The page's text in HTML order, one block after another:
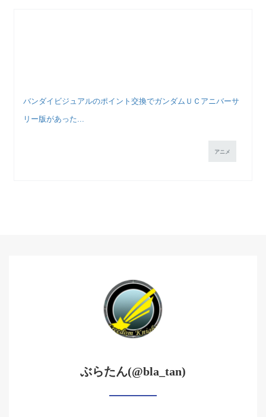
バンダイビジュアルのポイント交換でガンダムＵＣアニバーサ
リー版があった...
アニメ
ぶらたん(@bla_tan)